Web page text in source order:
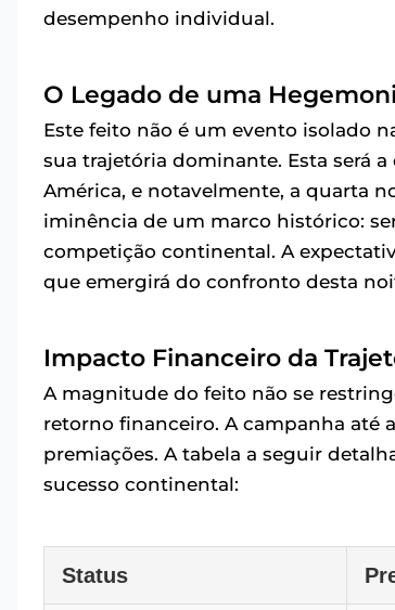
desempenho individual.
O Legado de uma
Este feito não é um evento isolado
sua trajetória dominante. Esta será
América, e notavelmente, a quarta
iminência de um marco histórico:
competição continental. A
que emergirá do confronto desta
Impacto Financeiro da
A magnitude do feito não se
retorno financeiro. A campanha até
premiações. A tabela a seguir
sucesso continental:
Status